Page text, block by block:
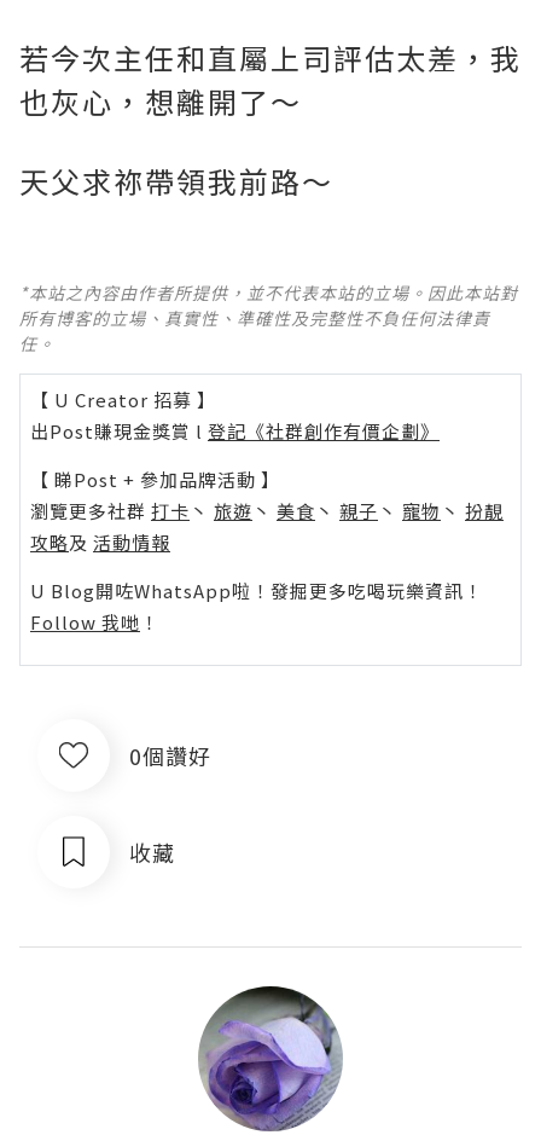
若今次主任和直屬上司評估太差，我
也灰心，想離開了～
天父求祢帶領我前路～
*本站之內容由作者所提供，並不代表本站的立場。因此本站對
所有博客的立場、真實性、準確性及完整性不負任何法律責
任。
【 U Creator 招募 】
出Post賺現金獎賞 l 登記《社群創作有價企劃》
【 睇Post + 參加品牌活動 】
瀏覽更多社群 打卡 丶 旅遊 丶 美食 丶 親子 丶 寵物 丶 扮靚
攻略及 活動情報
U Blog開咗WhatsApp啦！發掘更多吃喝玩樂資訊！
Follow 我哋 ！
0個讚好
收藏